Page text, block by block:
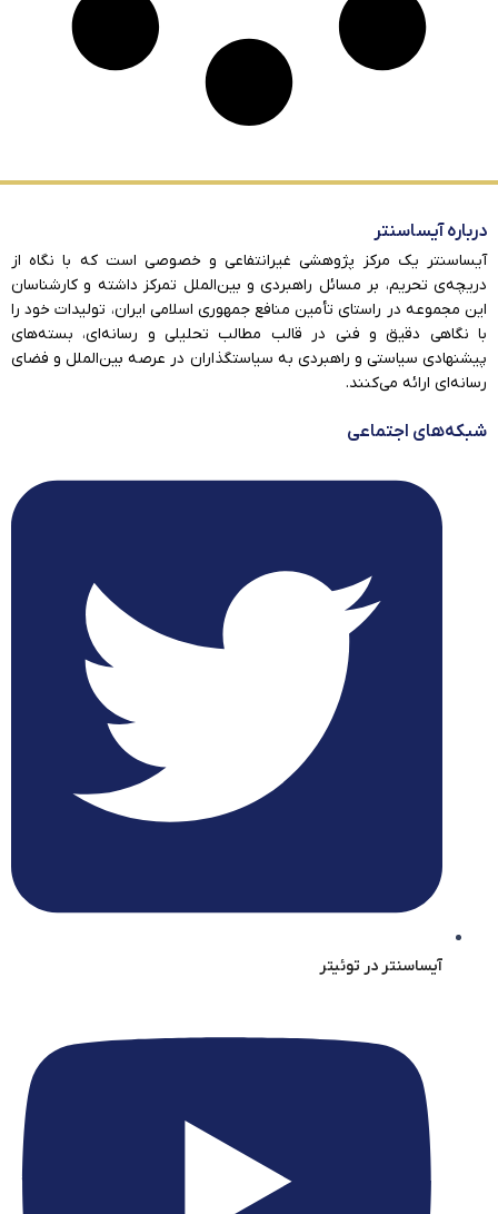
درباره آیساسنتر
آیساسنتر یک مرکز پژوهشی غیرانتفاعی و خصوصی است که با نگاه از
دریچه‌ی تحریم، بر مسائل راهبردی و بین‌الملل تمرکز داشته و کارشناسان
این مجموعه در راستای تأمین منافع جمهوری اسلامی ایران، تولیدات خود را
با نگاهی دقیق و فنی در قالب مطالب تحلیلی و رسانه‌ای، بسته‌های
پیشنهادی سیاستی و راهبردی به سیاستگذاران در عرصه بین‌الملل و فضای
رسانه‌ای ارائه می‌کنند.
شبکه‌های اجتماعی
آیساسنتر در توئیتر